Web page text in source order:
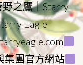
之鷹｜Starry
Eagle
集團官方網站